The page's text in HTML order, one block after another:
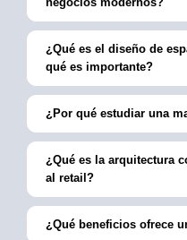
¿Qué es el diseño de
qué es importante?
¿Por qué estudiar una
¿Qué es la arquitectura
al retail?
¿Qué beneficios ofrece